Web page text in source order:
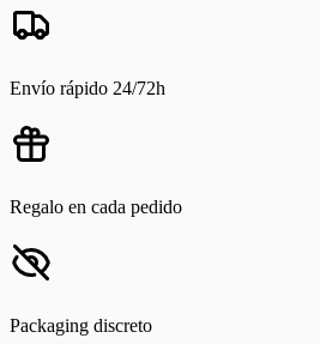
Envío rápido 24/72h
Regalo en cada pedido
Packaging discreto